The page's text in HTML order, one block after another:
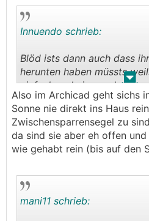
. .
Innuendo schrieb:
Blöd ists dann auch dass
herunten haben müssts
einfach zu heiss auch
dann nervig... Ohne Glas
einiges an Nerven und
dass mit dem Glas
Also im Archicad geht sichs
Sonne nie direkt ins Haus
Zwischensparrensegel zu
da sind sie aber eh offen
wie gehabt rein (bis auf den
mani11 schrieb: